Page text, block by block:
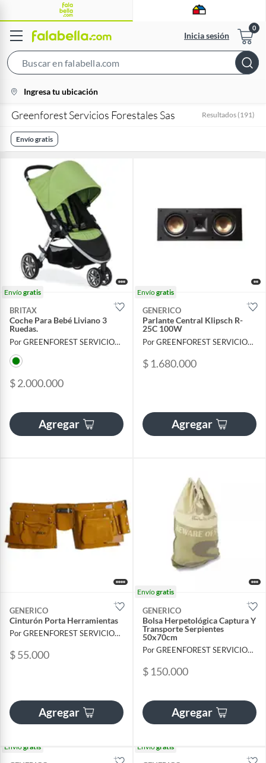
Inicia sesión
Bar
location-
icon
Ingresa tu ubicación
Greenforest Servicios Forestales Sas Resultados (191)
Envío gratis
Envíogratis
BRITAX
Coche Para Bebé Liviano 3
Ruedas.
Por GREENFOREST SERVICIOS FORESTALES SAS
$ 2.000.000
Agregar
Envíogratis
GENERICO
Parlante Central Klipsch R-
25C 100W
Por GREENFOREST SERVICIOS FORESTALES SAS
$ 1.680.000
Agregar
GENERICO
Cinturón Porta Herramientas
Por GREENFOREST SERVICIOS FORESTALES SAS
$ 55.000
Agregar
Envíogratis
GENERICO
Bolsa Herpetológica Captura Y
Transporte Serpientes
50x70cm
Por GREENFOREST SERVICIOS FORESTALES SAS
$ 150.000
Agregar
Envíogratis Envíogratis